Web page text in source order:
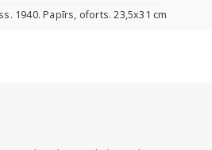
1940. Papīrs, oforts. 23,5x31 cm